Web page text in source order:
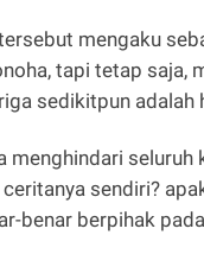
mengaku
tapi tetap saja,
sedikitpun adalah
menghindari seluruh
sendiri?
benar berpihak